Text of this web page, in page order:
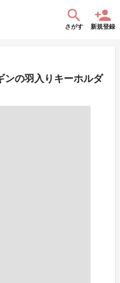
さがす 新規登録
の羽入りキーホルダ